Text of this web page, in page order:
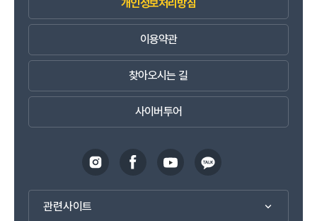
개인정보처리방침
이용약관
찾아오시는 길
사이버투어
관련사이트